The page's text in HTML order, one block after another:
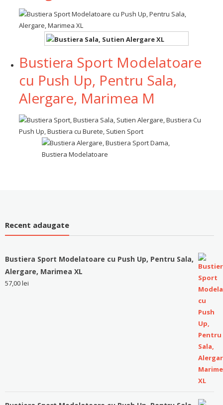
Bustiera Sport Modelatoare
cu Push Up, Pentru Sala,
Alergare, Marimea M
Recent adaugate
Bustiera Sport Modelatoare cu Push Up, Pentru Sala,
Alergare, Marimea XL
57,00lei